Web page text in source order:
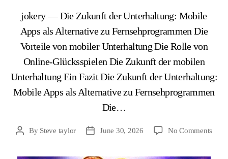
jokery — Die Zukunft der Unterhaltung: Mobile
Apps als Alternative zu Fernsehprogrammen Die
Vorteile von mobiler Unterhaltung Die Rolle von
Online-Glücksspielen Die Zukunft der mobilen
Unterhaltung Ein Fazit Die Zukunft der Unterhaltung:
Mobile Apps als Alternative zu Fernsehprogrammen
Die…
By Steve taylor June 30, 2026 No Comments